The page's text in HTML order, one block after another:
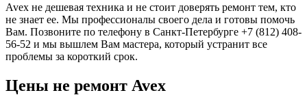
Avex не дешевая техника и не стоит доверять ремонт тем, кто
не знает ее. Мы профессионалы своего дела и готовы помочь
Вам. Позвоните по телефону в Санкт-Петербурге +7 (812) 408-
56-52 и мы вышлем Вам мастера, который устранит все
проблемы за короткий срок.
Цены не ремонт Avex